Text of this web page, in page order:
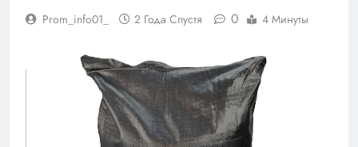
Prom_info01_ 2 Года Спустя 0 4 Минуты